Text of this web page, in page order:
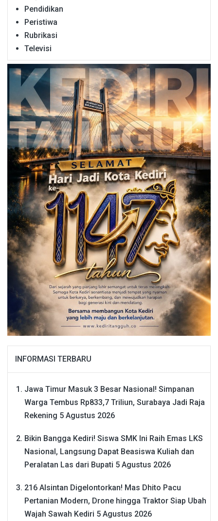
Pendidikan
Peristiwa
Rubrikasi
Televisi
INFORMASI TERBARU
Jawa Timur Masuk 3 Besar Nasional! Simpanan
Warga Tembus Rp833,7 Triliun, Surabaya Jadi Raja
Rekening 5 Agustus 2026
Bikin Bangga Kediri! Siswa SMK Ini Raih Emas LKS
Nasional, Langsung Dapat Beasiswa Kuliah dan
Peralatan Las dari Bupati 5 Agustus 2026
216 Alsintan Digelontorkan! Mas Dhito Pacu
Pertanian Modern, Drone hingga Traktor Siap Ubah
Wajah Sawah Kediri 5 Agustus 2026